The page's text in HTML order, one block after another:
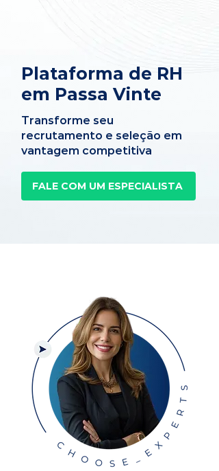
Plataforma de RH
em Passa Vinte
Transforme seu
recrutamento e seleção em
vantagem competitiva
FALE COM UM ESPECIALISTA